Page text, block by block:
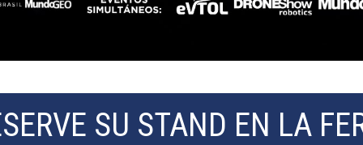
SU STAND EN LA